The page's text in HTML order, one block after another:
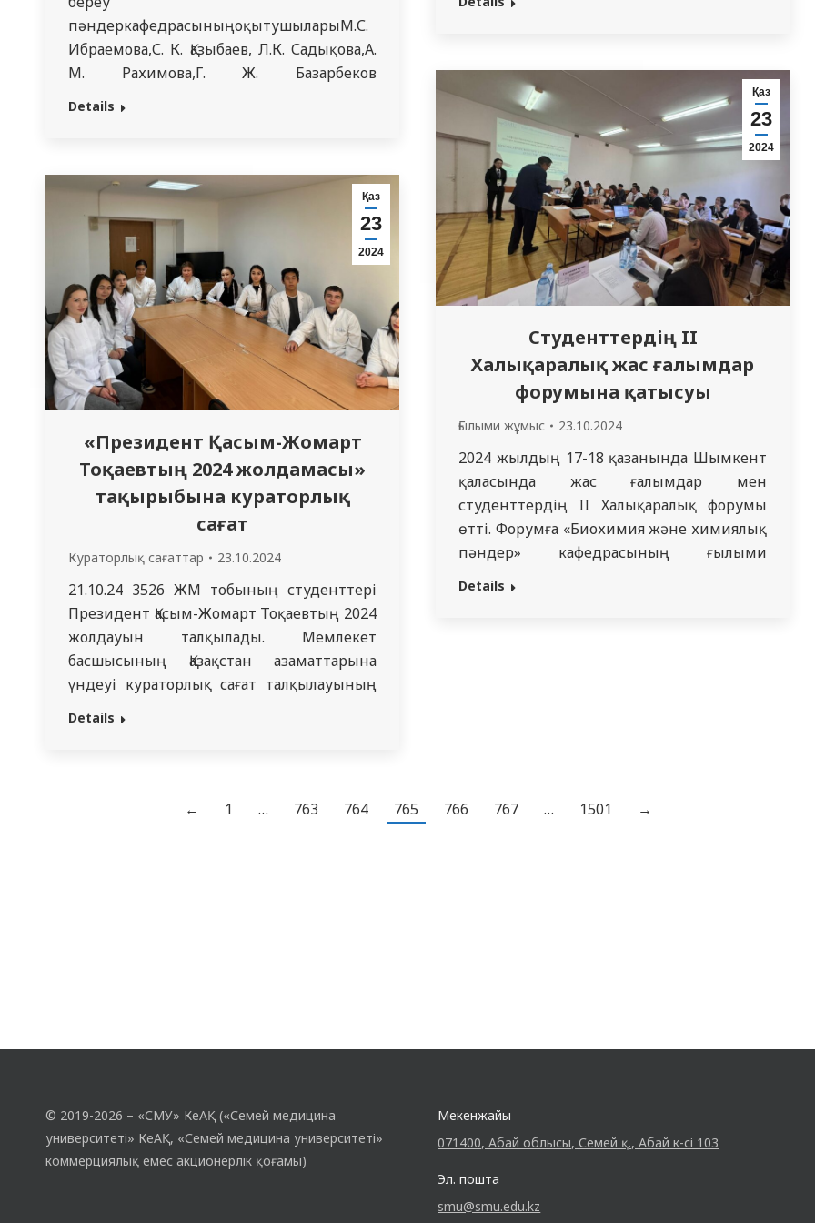
пәндеркафедрасыныңоқытушыларыМ.С.
Ибраемова,С. К. Қазыбаев, Л.К. Садықова,А.
М. Рахимова,Г. Ж. Базарбеков
барлықмамандықтардың1және2курсстуденттеріне
“Әділетті
Қазақстан:Заңментәртіп,экономикалықөсім,қоғамдықоптимизм”деп
аталады, мұндаәлеуметтік-
экономикалықжәнесаясимәселелердіңкеңауқымына
баса назар
аударылады.Өзбаяндамасындаоқытушыларазаматтардың
әл-
ауқатынжақсартужөніндегіміндеттердішешугебағытталғаннегізгі
іс-шараларды атап
өтті.Жаңабағдарламалыққұжаткездейсоқ
аталмады,өйткенібастыназарелдегітұрақтыэкономикалықөсуге
аударылды.
алдағыреформаларғаөздерініңкелісімдеріменқолдауларынбілдірді.Олардыңалдында
отырып,студенттерортақіскеүлес қосу
үшін барыншакүш салуға дайын
екендіктерін білдірді. Жалпы білім
беретін пәндер кафедрасы
Details
Қаз
23
2024
Студенттердің II
Халықаралық жас ғалымдар
форумына қатысуы
Ғылыми жұмыс 23.10.2024
2024 жылдың 17-18 қазанында Шымкент
қаласында жас ғалымдар мен
студенттердің II Халықаралық форумы
өтті. Форумға «Биохимия және химиялық
пәндер» кафедрасының ғылыми
үйірмесінің студенттері, «Емдеу ісі»
Details
Қаз
23
2024
«Президент Қасым-Жомарт
Тоқаевтың 2024 жолдамасы»
тақырыбына кураторлық
сағат
Кураторлық сағаттар 23.10.2024
21.10.24 3526 ЖМ тобының студенттері
Президент Қасым-Жомарт Тоқаевтың 2024
жолдауын талқылады. Мемлекет
басшысының Қазақстан азаматтарына
үндеуі кураторлық сағат талқылауының
басты тақырыбы болды. Студенттер
өздерінің азаматтық және кәсіби
Details
← 1 … 763 764 765 766 767 … 1501 →
© 2019-2026 – «СМУ» КеАҚ («Семей медицина
университеті» КеАҚ, «Семей медицина университеті»
коммерциялық емес акционерлік қоғамы)
Мекенжайы
071400, Абай облысы, Семей қ., Абай к-сі 103
Эл. пошта
smu@smu.edu.kz